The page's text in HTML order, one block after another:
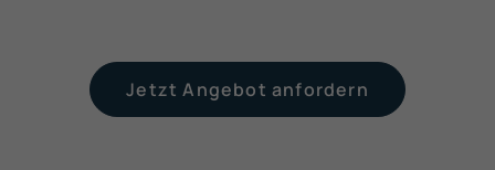
Jetzt Angebot anfordern